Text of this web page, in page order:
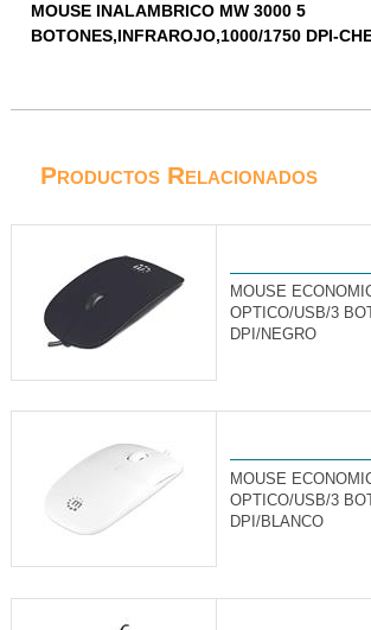
MOUSE INALAMBRICO MW 3000 5
BOTONES,INFRAROJO,1000/1750 DPI-
Productos Relacionados
MOUSE
OPTICO/USB/3
DPI/NEGRO
MOUSE
OPTICO/USB/3
DPI/BLANCO